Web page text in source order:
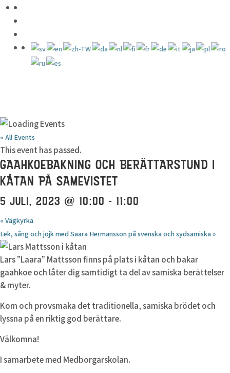
« All Events
This event has passed.
GAAHKOEBAKNING OCH BERÄTTARSTUND I
KÅTAN PÅ SAMEVISTET
5 JULI, 2023 @ 10:00 - 11:00
« Vägkyrka
Lek, sång och jojk med Saara Hermansson på svenska och sydsamiska»
Lars ”Laara” Mattsson finns på plats i kåtan och bakar
gaahkoe och låter dig samtidigt ta del av samiska berättelser
& myter.
Kom och provsmaka det traditionella, samiska brödet och
lyssna på en riktig god berättare.
Välkomna!
I samarbete med Medborgarskolan.